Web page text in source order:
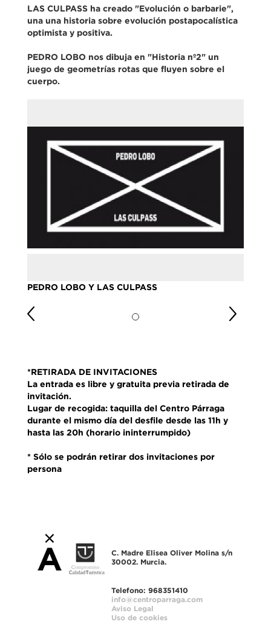
LAS CULPASS ha creado "Evolución o barbarie",
una una historia sobre evolución postapocalística
optimista y positiva.
PEDRO LOBO nos dibuja en "Historia nº2" un
juego de geometrías rotas que fluyen sobre el
cuerpo.
PEDRO LOBO Y LAS CULPASS
*RETIRADA DE INVITACIONES
La entrada es libre y gratuita previa retirada de
invitación.
Lugar de recogida: taquilla del Centro Párraga
durante el mismo día del desfile desde las 11h y
hasta las 20h (horario ininterrumpido)
* Sólo se podrán retirar dos invitaciones por
persona
C. Madre Elisea Oliver Molina s/n
30002. Murcia.
Telefono: 968351410
info@centroparraga.com
Aviso Legal
Uso de cookies